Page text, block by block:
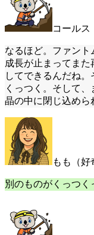
コールス
なるほど。ファン
成長が止まってま
してできるんだね
くっつく。そして
晶の中に閉じ込めら
もも（好
別のものがくっつく